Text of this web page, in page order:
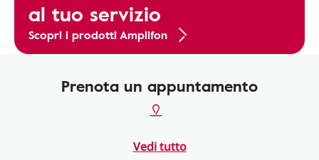
al tuo servizio
Scopri i prodotti Amplifon
Prenota un appuntamento
Vedi tutto